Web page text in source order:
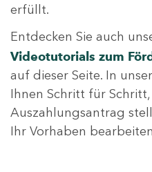
erfüllt.
Entdecken Sie auch
Videotutorials zum
auf dieser Seite. In
Ihnen Schritt für Schritt,
Auszahlungsantrag
Ihr Vorhaben